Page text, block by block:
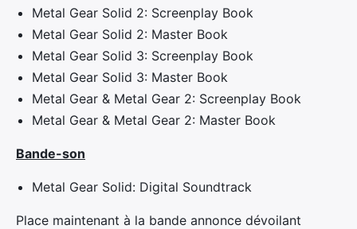
Metal Gear Solid 2: Screenplay Book
Metal Gear Solid 2: Master Book
Metal Gear Solid 3: Screenplay Book
Metal Gear Solid 3: Master Book
Metal Gear & Metal Gear 2: Screenplay Book
Metal Gear & Metal Gear 2: Master Book
Bande-son
Metal Gear Solid: Digital Soundtrack
Place maintenant à la bande annonce dévoilant